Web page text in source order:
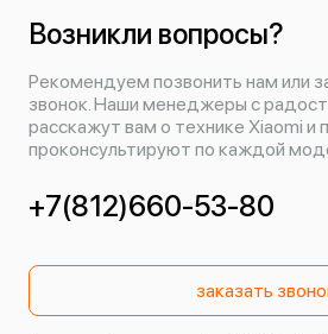
Возникли вопросы?
Рекомендуем позвонить нам или
звонок. Наши менеджеры с
расскажут вам о технике Xiaomi и
проконсультируют по каждой
+7(812)660-53-80
заказать